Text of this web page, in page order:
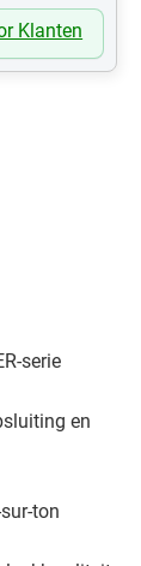
Klanten
serie
en
ton